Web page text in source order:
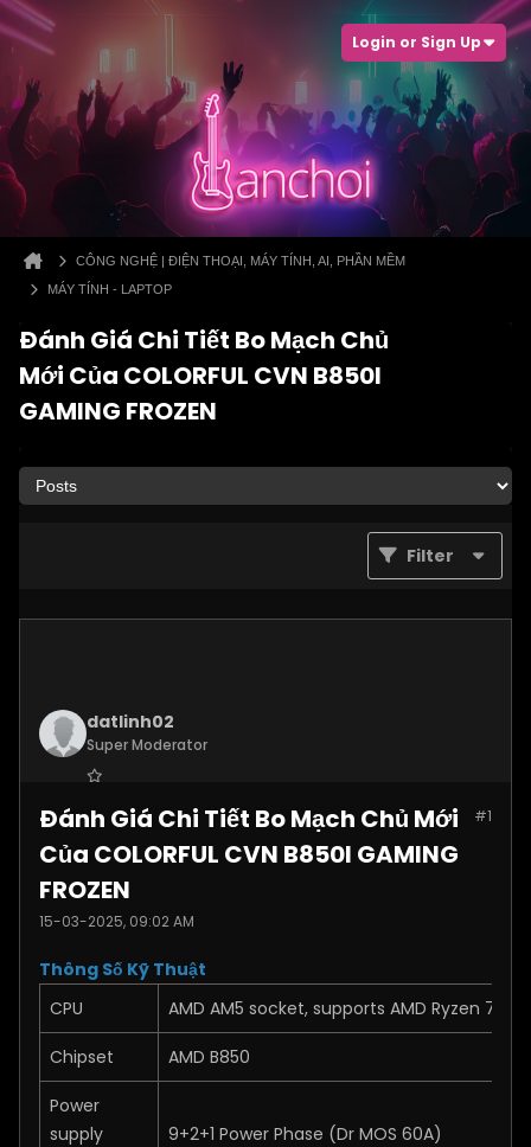
Login or Sign Up
CÔNG NGHỆ | ĐIỆN THOẠI, MÁY TÍNH, AI, PHẦN MỀM
MÁY TÍNH - LAPTOP
Đánh Giá Chi Tiết Bo Mạch Chủ
Mới Của COLORFUL CVN B850I
GAMING FROZEN
Filter
datlinh02
Super Moderator
Posts: 7876 #1
Đánh Giá Chi Tiết Bo Mạch Chủ Mới
Của COLORFUL CVN B850I GAMING
FROZEN
15-03-2025, 09:02 AM
Thông Số Kỹ Thuật
CPU
AMD AM5 socket, supports AMD Ryzen
Chipset AMD B850
Power
supply
9+2+1 Power Phase (Dr MOS 60A)